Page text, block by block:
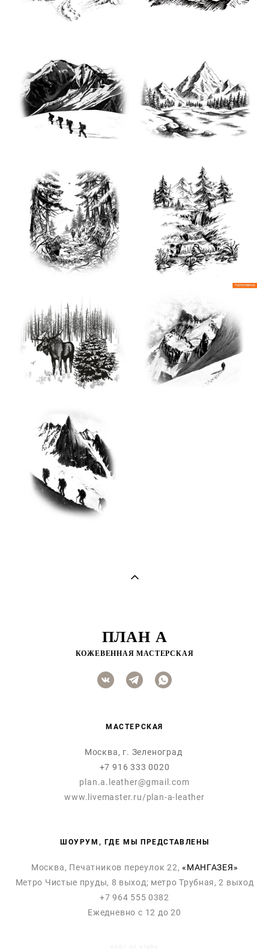
ПЛАН А
КОЖЕВЕННАЯ МАСТЕРСКАЯ
МАСТЕРСКАЯ
Москва, г. Зеленоград
+7 916 333 0020
plan.a.leather@gmail.com
www.livemaster.ru/plan-a-leather
ШОУРУМ, ГДЕ МЫ ПРЕДСТАВЛЕНЫ
Москва, Печатников переулок 22, «МАНГАЗЕЯ»
Метро Чистые пруды, 8 выход; метро Трубная, 2 выход
+7 964 555 0382
Ежедневно с 12 до 20